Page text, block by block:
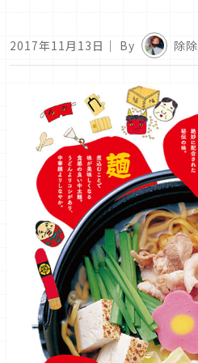
2017年11月13日 ｜ By 除除